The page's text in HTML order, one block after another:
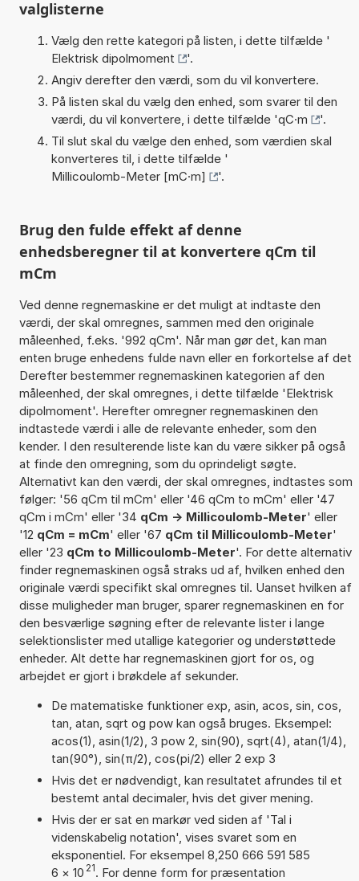
valglisterne
Vælg den rette kategori på listen, i dette tilfælde '
Elektrisk dipolmoment
'.
Angiv derefter den værdi, som du vil konvertere.
På listen skal du vælg den enhed, som svarer til den
værdi, du vil konvertere, i dette tilfælde 'qC·m
'.
Til slut skal du vælge den enhed, som værdien skal
konverteres til, i dette tilfælde '
Millicoulomb-Meter [mC·m]
'.
Brug den fulde effekt af denne
enhedsberegner til at konvertere qCm til
mCm
Ved denne regnemaskine er det muligt at indtaste den
værdi, der skal omregnes, sammen med den originale
måleenhed, f.eks. '992 qCm'. Når man gør det, kan man
enten bruge enhedens fulde navn eller en forkortelse af det
Derefter bestemmer regnemaskinen kategorien af den
måleenhed, der skal omregnes, i dette tilfælde 'Elektrisk
dipolmoment'. Herefter omregner regnemaskinen den
indtastede værdi i alle de relevante enheder, som den
kender. I den resulterende liste kan du være sikker på også
at finde den omregning, som du oprindeligt søgte.
Alternativt kan den værdi, der skal omregnes, indtastes som
følger: '56 qCm til mCm' eller '46 qCm to mCm' eller '47
qCm i mCm' eller '34 qCm -> Millicoulomb-Meter' eller
'12 qCm = mCm' eller '67 qCm til Millicoulomb-Meter'
eller '23 qCm to Millicoulomb-Meter'. For dette alternativ
finder regnemaskinen også straks ud af, hvilken enhed den
originale værdi specifikt skal omregnes til. Uanset hvilken af
disse muligheder man bruger, sparer regnemaskinen en for
den besværlige søgning efter de relevante lister i lange
selektionslister med utallige kategorier og understøttede
enheder. Alt dette har regnemaskinen gjort for os, og
arbejdet er gjort i brøkdele af sekunder.
De matematiske funktioner exp, asin, acos, sin, cos,
tan, atan, sqrt og pow kan også bruges. Eksempel:
acos(1), asin(1/2), 3 pow 2, sin(90), sqrt(4), atan(1/4),
tan(90°), sin(π/2), cos(pi/2) eller 2 exp 3
Hvis det er nødvendigt, kan resultatet afrundes til et
bestemt antal decimaler, hvis det giver mening.
Hvis der er sat en markør ved siden af 'Tal i
videnskabelig notation', vises svaret som en
eksponentiel. For eksempel 8,250 666 591 585
6 × 10 21. For denne form for præsentation